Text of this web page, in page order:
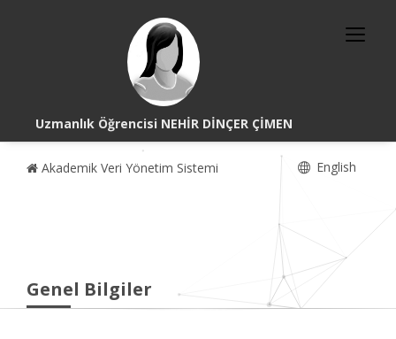
Uzmanlık Öğrencisi NEHİR DİNÇER ÇİMEN
Akademik Veri Yönetim Sistemi English
Genel Bilgiler